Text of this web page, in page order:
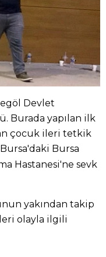
Devlet
Burada yapılan ilk
çocuk ileri tetkik
Bursa
Hastanesi'ne sevk
yakından takip
olayla ilgili